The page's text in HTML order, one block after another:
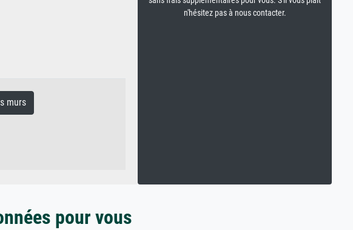
murs
n'hésitez pas à nous contacter.
pour vous